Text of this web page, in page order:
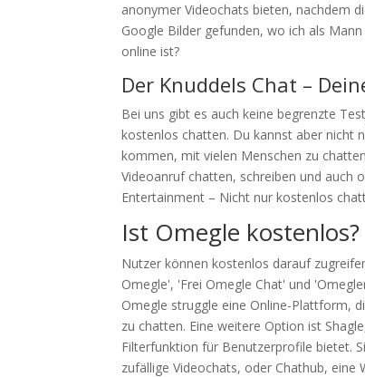
anonymer Videochats bieten, nachdem
Google Bilder gefunden, wo ich als
online ist?
Der Knuddels Chat –
Bei uns gibt es auch keine begrenzte
kostenlos chatten. Du kannst aber nicht
kommen, mit vielen Menschen zu
Videoanruf chatten, schreiben und auch
Entertainment – Nicht nur kostenlos
Ist Omegle kostenlos?
Nutzer können kostenlos darauf
Omegle', 'Frei Omegle Chat' und
Omegle struggle eine Online-Plattform,
zu chatten. Eine weitere Option ist
Filterfunktion für Benutzerprofile bietet.
zufällige Videochats, oder Chathub,